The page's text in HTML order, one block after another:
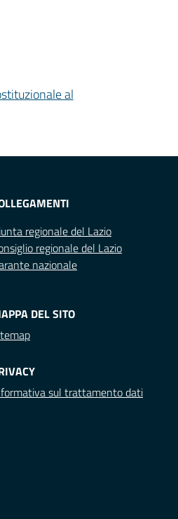
al
regionale del Lazio
regionale del Lazio
nazionale
DEL SITO
sul trattamento dati